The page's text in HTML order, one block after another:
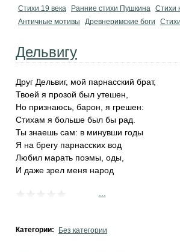
Стихи 19 века
Ранние стихи Пушкина Cтихи
Античные мотивы
Древнеримские боги
Дельвигу
Друг Дельвиг, мой парнасский брат,
Твоей я прозой был утешен,
Но признаюсь, барон, я грешен:
Стихам я больше был бы рад.
Ты знаешь сам: в минувши годы
Я на брегу парнасских вод
Любил марать поэмы, оды,
И даже зрел меня народ
Категории: Без категории